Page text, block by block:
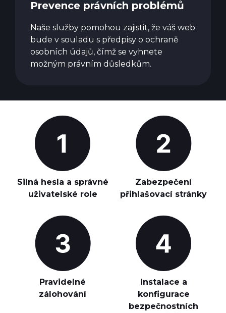
Prevence právních problémů
Naše služby pomohou zajistit, že váš web
bude v souladu s předpisy o ochraně
osobních údajů, čímž se vyhnete
možným právním důsledkům.
Silná hesla a správné
uživatelské role
Zabezpečení
přihlašovací stránky
Pravidelné
zálohování
Instalace a
konfigurace
bezpečnostních